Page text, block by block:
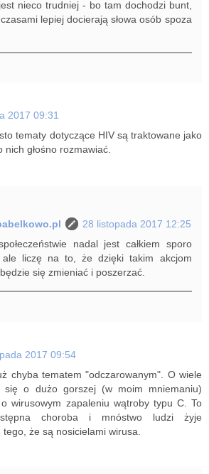
nieco trudniej - bo tam dochodzi bunt,
lepiej docierają słowa osób spoza
2017 09:31
tematy dotyczące HIV są traktowane jako
głośno rozmawiać.
28 listopada 2017 12:25
nadal jest całkiem sporo
liczę na to, że dzięki takim akcjom
się zmieniać i poszerzać.
2017 09:54
chyba tematem "odczarowanym". O wiele
się o dużo gorszej (w moim mniemaniu)
wirusowym zapaleniu wątroby typu C. To
choroba i mnóstwo ludzi żyje
że są nosicielami wirusa.